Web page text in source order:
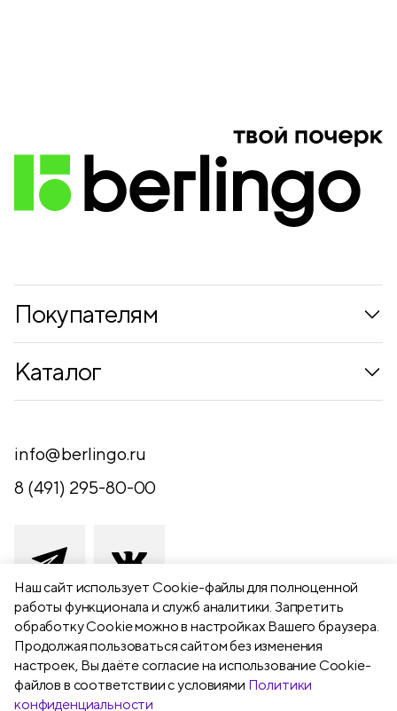
Наш сайт использует Сookie-файлы для полноценной
работы функционала и служб аналитики. Запретить
обработку Cookie можно в настройках Вашего браузера.
Продолжая пользоваться сайтом без изменения
настроек, Вы даёте согласие на использование Cookie-
файлов в соответствии с условиями Политики
конфиденциальности
Покупателям
Контакты
Обратная связь
Каталог
Письменные принадлежности
Канцелярские принадлежности
Чертежные принадлежности
Хобби и творчество
Презентационное оборудование
Школьный текстиль
Бумажная продукция
info@berlingo.ru
8 (491) 295-80-00
391111 Рязанская обл., Рыбновский р-
н,
г. Рыбное, ул. Берёзовая, 13а